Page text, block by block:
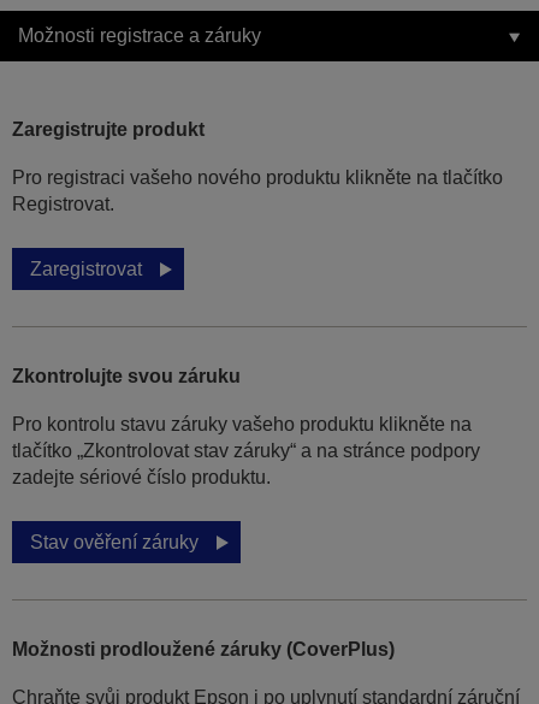
Možnosti registrace a záruky
Zaregistrujte produkt
Pro registraci vašeho nového produktu klikněte na tlačítko
Registrovat.
Zaregistrovat
Zkontrolujte svou záruku
Pro kontrolu stavu záruky vašeho produktu klikněte na
tlačítko „Zkontrolovat stav záruky“ a na stránce podpory
zadejte sériové číslo produktu.
Stav ověření záruky
Možnosti prodloužené záruky (CoverPlus)
Chraňte svůj produkt Epson i po uplynutí standardní záruční